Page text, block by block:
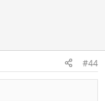
#44